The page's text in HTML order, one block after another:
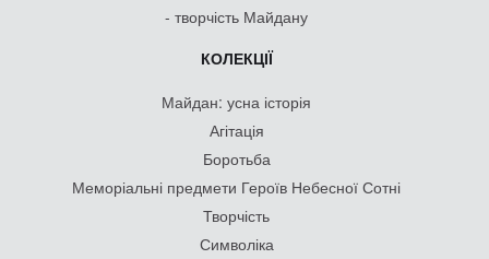
- творчість Майдану
КОЛЕКЦІЇ
Майдан: усна історія
Агітація
Боротьба
Меморіальні предмети Героїв Небесної Сотні
Творчість
Символіка